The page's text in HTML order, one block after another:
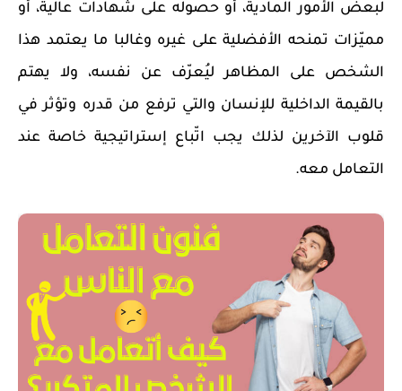
لبعض الأمور المادية، أو حصوله على شهادات عالية، أو
مميّزات تمنحه الأفضلية على غيره وغالبا ما يعتمد هذا
الشخص على المظاهر ليُعرّف عن نفسه، ولا يهتم
بالقيمة الداخلية للإنسان والتي ترفع من قدره وتؤثر في
قلوب الآخرين لذلك يجب اتّباع إستراتيجية خاصة عند
التعامل معه.